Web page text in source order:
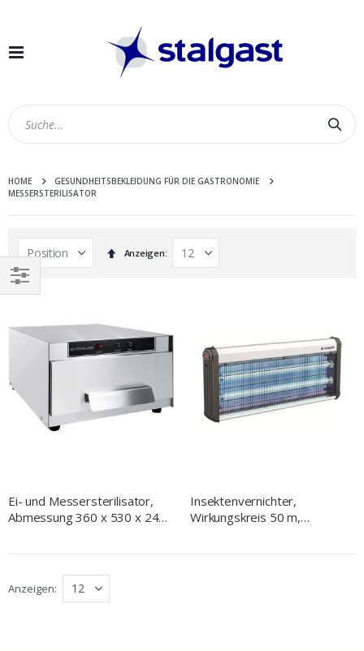
Navigation
HOME
GESUNDHEITSBEKLEIDUNG FÜR DIE GASTRONOMIE
MESSERSTERILISATOR
In
absteigender
Anzeigen
Ei- und Messersterilisator,
Abmessung 360 x 530 x 245
Insektenvernichter,
Wirkungskreis 50 m,
Anzeigen
EINKAUFEN